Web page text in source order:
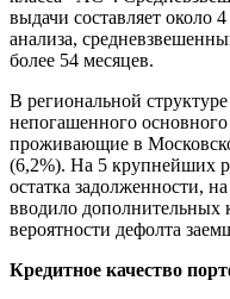
выдачи составляет около
анализа,
более 54 месяцев.
В региональной
непогашенного
проживающие в
(6,2%). На 5 крупнейших
остатка задолженности,
вводило дополнительных
вероятности дефолта
Кредитное качество